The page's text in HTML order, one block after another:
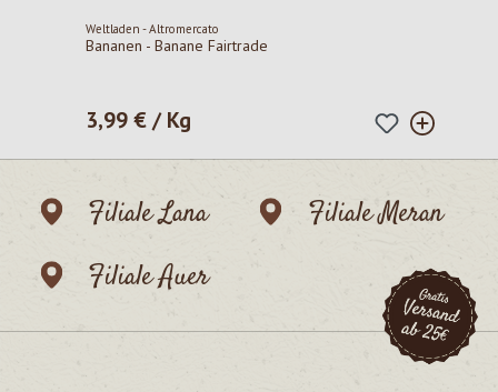
Weltladen - Altromercato
Bananen - Banane Fairtrade
Regulärer Preis:
3,99 € / Kg
Filiale Lana
Filiale Meran
Filiale Auer